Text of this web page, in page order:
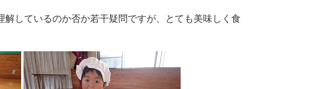
解しているのか否か若干疑問ですが、とても美味しく食